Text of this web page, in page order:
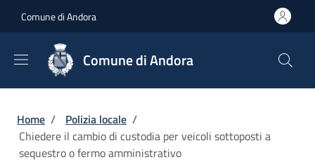
Comune di Andora
Comune di Andora
Briciole di pane
Home / Polizia locale /
Chiedere il cambio di custodia per veicoli sottoposti a
sequestro o fermo amministrativo